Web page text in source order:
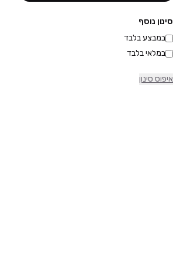
סינון נוסף
במבצע בלבד
במלאי בלבד
איפוס סינון